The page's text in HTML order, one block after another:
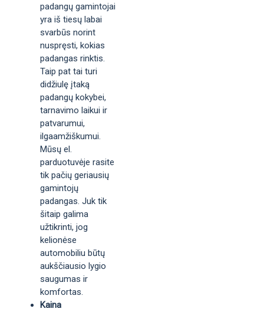
padangų gamintojai
yra iš tiesų labai
svarbūs norint
nuspręsti, kokias
padangas rinktis.
Taip pat tai turi
didžiulę įtaką
padangų kokybei,
tarnavimo laikui ir
patvarumui,
ilgaamžiškumui.
Mūsų el.
parduotuvėje rasite
tik pačių geriausių
gamintojų
padangas. Juk tik
šitaip galima
užtikrinti, jog
kelionėse
automobiliu būtų
aukščiausio lygio
saugumas ir
komfortas.
Kaina